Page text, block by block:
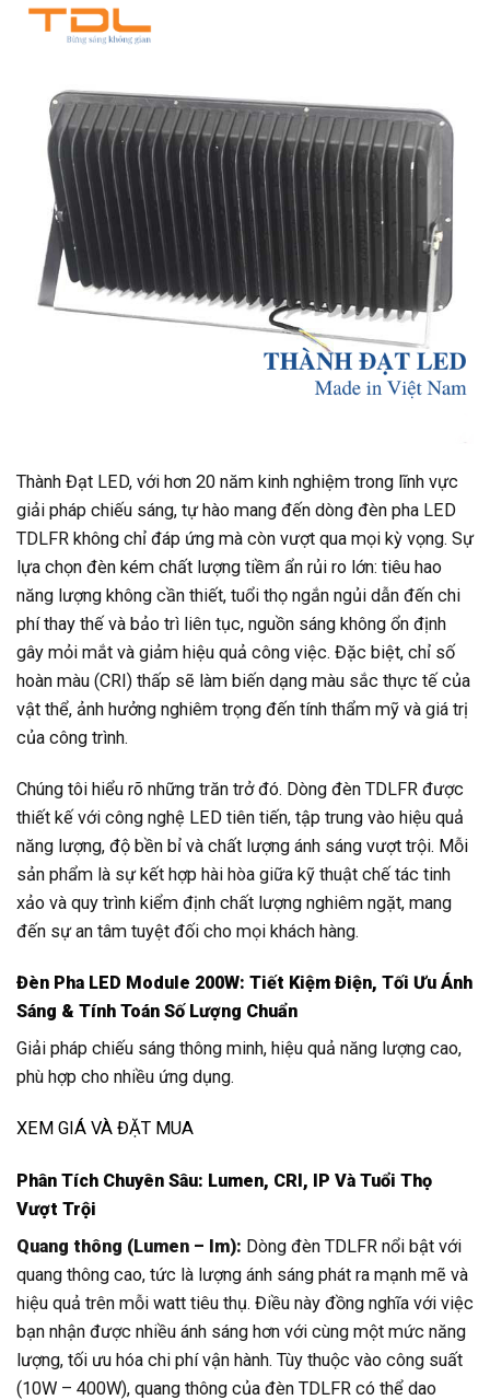
Thành Đạt LED, với hơn 20 năm kinh nghiệm trong lĩnh vực
giải pháp chiếu sáng, tự hào mang đến dòng đèn pha LED
TDLFR không chỉ đáp ứng mà còn vượt qua mọi kỳ vọng. Sự
lựa chọn đèn kém chất lượng tiềm ẩn rủi ro lớn: tiêu hao
năng lượng không cần thiết, tuổi thọ ngắn ngủi dẫn đến chi
phí thay thế và bảo trì liên tục, nguồn sáng không ổn định
gây mỏi mắt và giảm hiệu quả công việc. Đặc biệt, chỉ số
hoàn màu (CRI) thấp sẽ làm biến dạng màu sắc thực tế của
vật thể, ảnh hưởng nghiêm trọng đến tính thẩm mỹ và giá trị
của công trình.
Chúng tôi hiểu rõ những trăn trở đó. Dòng đèn TDLFR được
thiết kế với công nghệ LED tiên tiến, tập trung vào hiệu quả
năng lượng, độ bền bỉ và chất lượng ánh sáng vượt trội. Mỗi
sản phẩm là sự kết hợp hài hòa giữa kỹ thuật chế tác tinh
xảo và quy trình kiểm định chất lượng nghiêm ngặt, mang
đến sự an tâm tuyệt đối cho mọi khách hàng.
Đèn Pha LED Module 200W: Tiết Kiệm Điện, Tối Ưu Ánh
Sáng & Tính Toán Số Lượng Chuẩn
Giải pháp chiếu sáng thông minh, hiệu quả năng lượng cao,
phù hợp cho nhiều ứng dụng.
XEM GIÁ VÀ ĐẶT MUA
Phân Tích Chuyên Sâu: Lumen, CRI, IP Và Tuổi Thọ
Vượt Trội
Quang thông (Lumen – lm): Dòng đèn TDLFR nổi bật với
quang thông cao, tức là lượng ánh sáng phát ra mạnh mẽ và
hiệu quả trên mỗi watt tiêu thụ. Điều này đồng nghĩa với việc
bạn nhận được nhiều ánh sáng hơn với cùng một mức năng
lượng, tối ưu hóa chi phí vận hành. Tùy thuộc vào công suất
(10W – 400W), quang thông của đèn TDLFR có thể dao